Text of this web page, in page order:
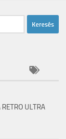
ULTRA